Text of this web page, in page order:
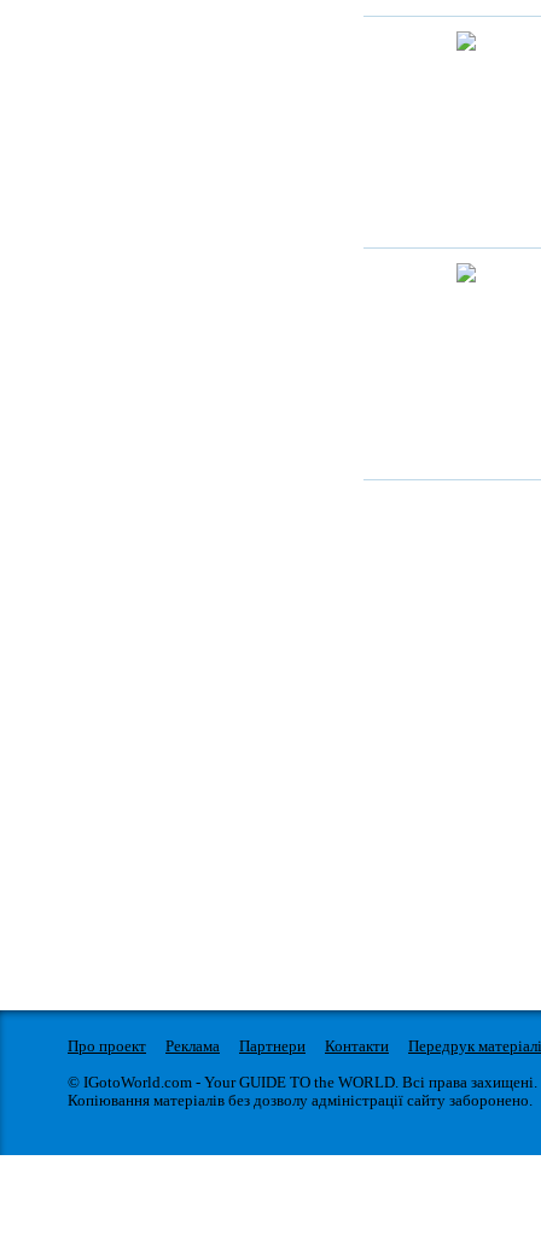
Про проект Реклама Партнери Контакти
Передрук
© IGotoWorld.com - Your GUIDE TO the WORLD. Всі права захищені.
Копіювання матеріалів без дозволу адміністрації сайту заборонено.